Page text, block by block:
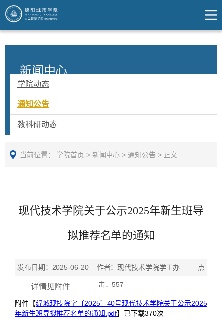
新闻中心
学院动态
通知公告
教科研动态
当前位置： 学院首页 > 新闻中心 > 通知公告 > 正文
现代技术学院关于公示2025年新生班导
拟推荐名单的通知
发布日期：2025-06-20 作者：现代技术学院学工办 点
击： 557
详情见附件
附件【绵城现技院字〔2025〕40号现代技术学院关于公示2025
年新生班导拟推荐名单的通知.pdf】已下载370次